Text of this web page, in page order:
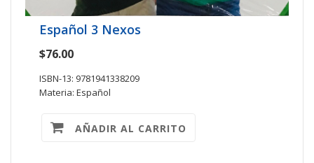
Español 3 Nexos
$76.00
ISBN-13: 9781941338209
Materia: Español
AÑADIR AL CARRITO